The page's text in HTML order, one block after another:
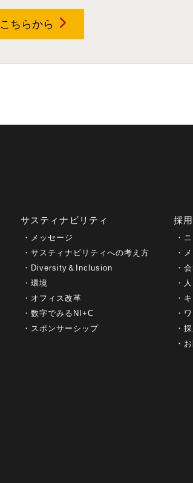
こちらから
サスティナビリティ
メッセージ
サスティナビリティへの考え方
Diversity＆Inclusion
環境
オフィス改革
数字でみるNI+C
スポンサーシップ
採